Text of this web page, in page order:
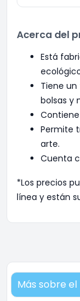
Acerca del
Está
Tiene
bolsas y
Permite
arte.
Cuenta
*Los precios
línea y están
Más sobre